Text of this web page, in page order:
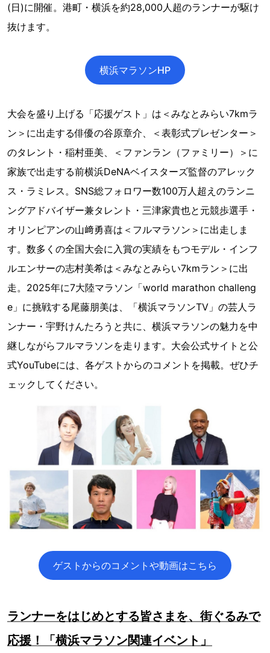
(⽇)に開催。港町・横浜を約28,000人超のランナーが駆け
抜けます。
横浜マラソンHP
大会を盛り上げる「応援ゲスト」は＜みなとみらい7kmラ
ン＞に出走する俳優の谷原章介、＜表彰式プレゼンター＞
のタレント・稲村亜美、＜ファンラン（ファミリー）＞に
家族で出走する前横浜DeNAベイスターズ監督のアレック
ス・ラミレス。SNS総フォロワー数100万人超えのランニ
ングアドバイザー兼タレント・三津家貴也と元競歩選手・
オリンピアンの山﨑勇喜は＜フルマラソン＞に出走しま
す。数多くの全国大会に入賞の実績をもつモデル・インフ
ルエンサーの志村美希は＜みなとみらい7kmラン＞に出
走。2025年に7大陸マラソン「world marathon challeng
e」に挑戦する尾藤朋美は、「横浜マラソンTV」の芸人ラ
ンナー・宇野けんたろうと共に、横浜マラソンの魅力を中
継しながらフルマラソンを走ります。大会公式サイトと公
式YouTubeには、各ゲストからのコメントを掲載。ぜひチ
ェックしてください。
ゲストからのコメントや動画はこちら
ランナーをはじめとする皆さまを、街ぐるみで
応援！「横浜マラソン関連イベント」